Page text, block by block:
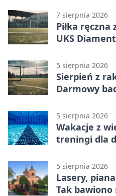
7 sierpnia 2026
Piłka ręczna
UKS
5 sierpnia 2026
Sierpień z
Darmowy
5 sierpnia 2026
Wakacje z
treningi dla
5 sierpnia 2026
Lasery,
Tak bawiono